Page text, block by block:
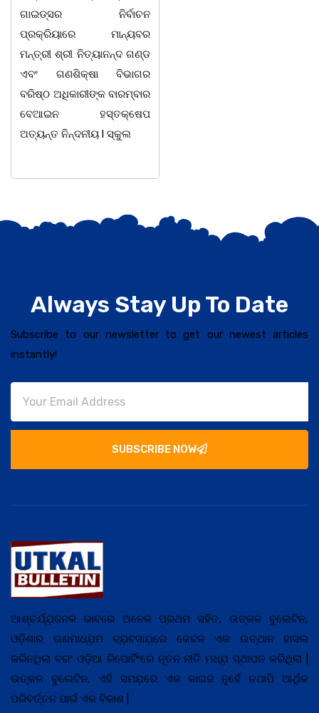
ନିର୍ବାଚନ
ମାନ୍ୟବର
ଶ୍ରୀ ନିତ୍ୟାନନ୍ଦ ଗଣ୍ଡ
ଗଣଶିକ୍ଷା ବିଭାଗର
ଅଧିକାରୀଙ୍କ ବାରମ୍ବାର
ହସ୍ତକ୍ଷେପ
ନିନ୍ଦନୀୟ l ସ୍କୁଲ
ଅନ୍ନପୂର୍ଣ୍ଣା ମିଶ୍ରଙ୍କର
ଅବସରକାଳୀନ ସମ୍ବର୍ଦ୍ଧନା
ଉତ୍ସବ ଅନୁଷ୍ଠିତ
ହୋଇଯାଇଅଛି । ଉକ୍ତ
ଉତ୍ସବରେ ରାଜ୍ୟପାଳ
ପୁରସ୍କାରପ୍ରାପ୍ତ ଶିକ୍ଷକ
Always Stay Up To Date
Subscribe to our newsletter to get our newest articles
instantly!
SUBSCRIBE NOW
ଆଶ୍ଚର୍ଯ୍ଯ଼ଜନକ ଭାବରେ ଅନେକ ପ୍ରଥମ ସହିତ, ଉତ୍କଳ ବୁଲେଟିନ,
ଓଡ଼ିଶାର ଗଣମାଧ୍ଯ଼ମ ବ୍ଯ଼ବସାଯ଼ରେ କେବଳ ଏକ ଉତ୍ଥାନ ହାସଲ
କରିନଥିଲା ବରଂ ଓଡ଼ିଆ ରିପୋର୍ଟିଂରେ ନୂତନ ନୀତି ମଧ୍ଯ଼ ସ୍ଥାପନ କରିଥିଲା |
ଉତ୍କଳ ବୁଲେଟିନ, ଏହି ସମଯ଼ରେ ଏକ କାଗଜ ନୁହେଁ ତଥାପି ଆର୍ଥିକ
ପରିବର୍ତ୍ତନ ପାଇଁ ଏକ ବିକାଶ |